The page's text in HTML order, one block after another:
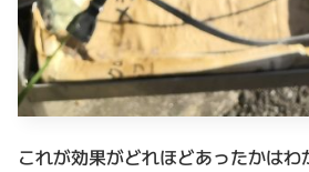
これが効果がどれほどあったかは